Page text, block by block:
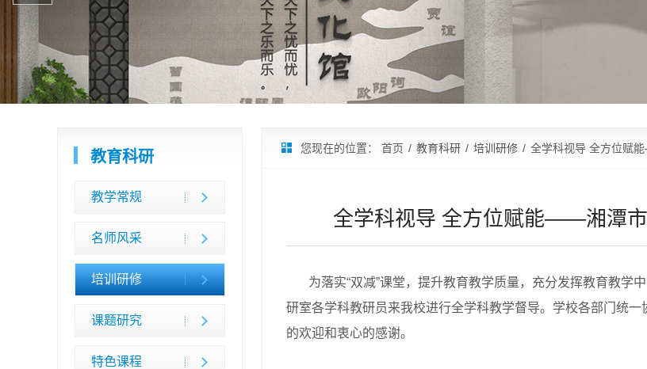
教育科研
教学常规
名师风采
培训研修
课题研究
特色课程
您现在的位置： 首页 / 教育科研 / 培训研修 / 全学科视导 全方位赋
全学科视导 全方位赋能——湘潭
为落实“双减”课堂，提升教育教学质量，充分发挥教育教学中
研室各学科教研员来我校进行全学科教学督导。学校各部门统
的欢迎和衷心的感谢。